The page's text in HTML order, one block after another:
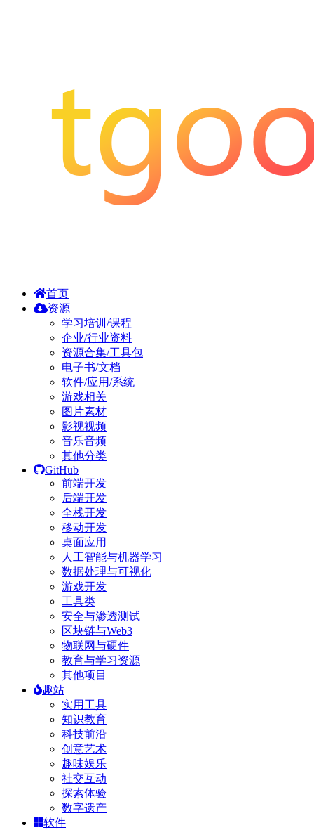
首页
资源
学习培训/课程
企业/行业资料
资源合集/工具包
电子书/文档
软件/应用/系统
游戏相关
图片素材
影视视频
音乐音频
其他分类
GitHub
前端开发
后端开发
全栈开发
移动开发
桌面应用
人工智能与机器学习
数据处理与可视化
游戏开发
工具类
安全与渗透测试
区块链与Web3
物联网与硬件
教育与学习资源
其他项目
趣站
实用工具
知识教育
科技前沿
创意艺术
趣味娱乐
社交互动
探索体验
数字遗产
软件